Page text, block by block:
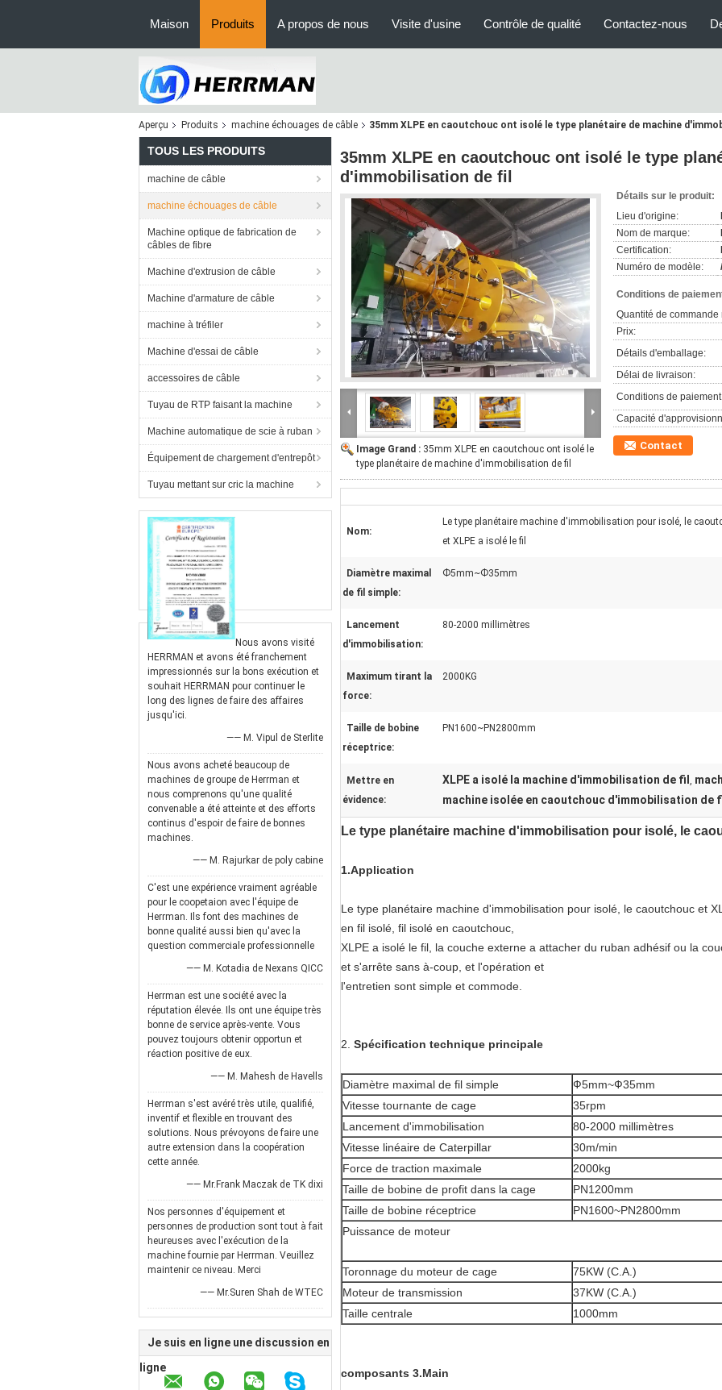
Maison Produits A propos de nous Visite d'usine Contrôle de qualité Contactez-nous
Aperçu Produits machine échouages de câble 35mm XLPE en caoutchouc ont isolé le type planétaire de machine
TOUS LES PRODUITS
machine de câble
machine échouages de câble
Machine optique de fabrication de
câbles de fibre
Machine d'extrusion de câble
Machine d'armature de câble
machine à tréfiler
Machine d'essai de câble
accessoires de câble
Tuyau de RTP faisant la machine
Machine automatique de scie à ruban
Équipement de chargement d'entrepôt
Tuyau mettant sur cric la machine
Nous avons visité
HERRMAN et avons été franchement
impressionnés sur la bons exécution et
souhait HERRMAN pour continuer le
long des lignes de faire des affaires
jusqu'ici.
—— M. Vipul de Sterlite
Nous avons acheté beaucoup de
machines de groupe de Herrman et
nous comprenons qu'une qualité
convenable a été atteinte et des efforts
continus d'espoir de faire de bonnes
machines.
—— M. Rajurkar de poly cabine
C'est une expérience vraiment agréable
pour le coopetaion avec l'équipe de
Herrman. Ils font des machines de
bonne qualité aussi bien qu'avec la
question commerciale professionnelle
—— M. Kotadia de Nexans QICC
Herrman est une société avec la
réputation élevée. Ils ont une équipe très
bonne de service après-vente. Vous
pouvez toujours obtenir opportun et
réaction positive de eux.
—— M. Mahesh de Havells
Herrman s'est avéré très utile, qualifié,
inventif et flexible en trouvant des
solutions. Nous prévoyons de faire une
autre extension dans la coopération
cette année.
—— Mr.Frank Maczak de TK dixi
Nos personnes d'équipement et
personnes de production sont tout à fait
heureuses avec l'exécution de la
machine fournie par Herrman. Veuillez
maintenir ce niveau. Merci
—— Mr.Suren Shah de WTEC
Je suis en ligne une discussion en
ligne
35mm XLPE en caoutchouc ont isolé le type
d'immobilisation de fil
Image Grand : 35mm XLPE en caoutchouc ont isolé le
type planétaire de machine d'immobilisation de fil
Détails sur le produit:
Lieu d'origine:
Nom de marque:
Certification:
Numéro de modèle:
/
Conditions de
Quantité de commande
Prix:
Détails d'emballage:
Délai de livraison:
Conditions de
Capacité
Contact
Nom:
Le type planétaire machine d'immobilisation pour isolé, le
et XLPE a isolé le fil
Diamètre maximal
de fil simple:
Ф5mm~Ф35mm
Lancement
d'immobilisation:
80-2000 millimètres
Maximum tirant la
force:
2000KG
Taille de bobine
réceptrice:
PN1600~PN2800mm
Mettre en
évidence:
XLPE a isolé la machine d'immobilisation de fil ,
machine isolée en caoutchouc d'immobilisation de
Le type planétaire machine d'immobilisation pour isolé, le
1.Application
Le type planétaire machine d'immobilisation pour isolé, le caoutchouc et
en fil isolé, fil isolé en caoutchouc,
XLPE a isolé le fil, la couche externe a attacher du ruban adhésif ou la
et s'arrête sans à-coup, et l'opération et
l'entretien sont simple et commode.
2. Spécification technique principale
Diamètre maximal de fil simple
Ф5mm~Ф35mm
Vitesse tournante de cage
35rpm
Lancement d'immobilisation
80-2000 millimètres
Vitesse linéaire de Caterpillar
30m/min
Force de traction maximale
2000kg
Taille de bobine de profit dans la cage
PN1200mm
Taille de bobine réceptrice
PN1600~PN2800mm
Puissance de moteur
Toronnage du moteur de cage
75KW (C.A.)
Moteur de transmission
37KW (C.A.)
Taille centrale
1000mm
composants 3.Main